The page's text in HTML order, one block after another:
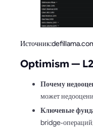
Optimism — L2
Почему
может
Ключевые